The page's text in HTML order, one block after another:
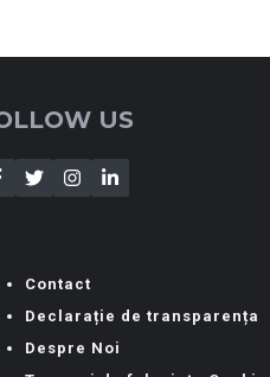
US
Contact
Declarație de transparența
Despre Noi